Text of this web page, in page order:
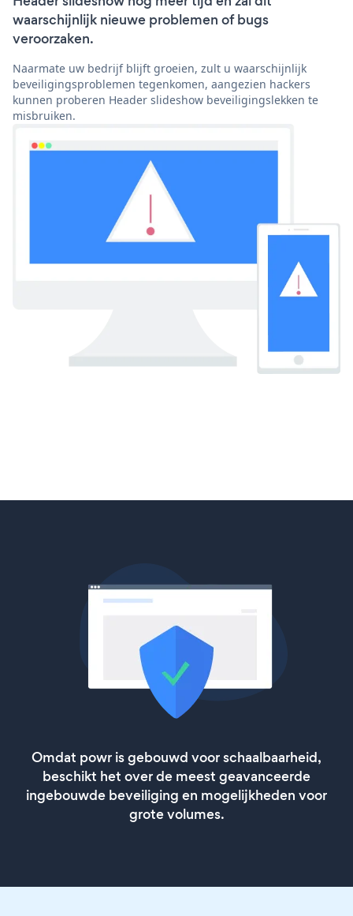
waarschijnlijk nieuwe problemen of bugs
veroorzaken.
Naarmate uw bedrijf blijft groeien, zult u waarschijnlijk
beveiligingsproblemen tegenkomen, aangezien hackers
kunnen proberen Header slideshow beveiligingslekken te
misbruiken.
Omdat powr is gebouwd voor schaalbaarheid,
beschikt het over de meest geavanceerde
ingebouwde beveiliging en mogelijkheden voor
grote volumes.